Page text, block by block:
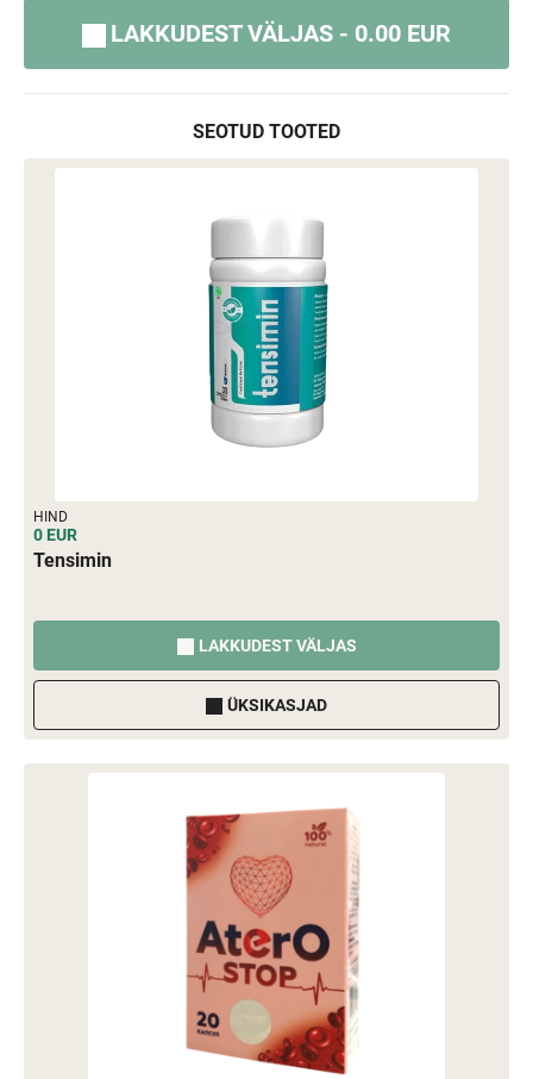
LAKKUDEST VÄLJAS - 0.00 EUR
SEOTUD TOOTED
HIND
0 EUR
Tensimin
LAKKUDEST VÄLJAS
ÜKSIKASJAD